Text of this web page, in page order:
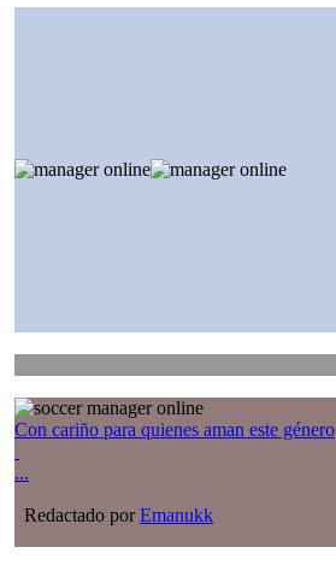
Con cariño para quienes aman este género
...
Redactado porEmanukk